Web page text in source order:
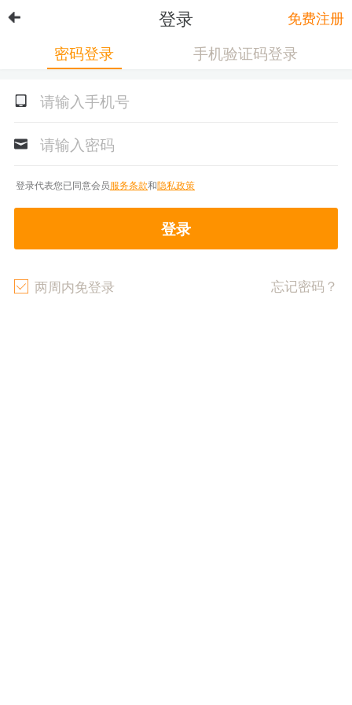
登录 免费注册
密码登录 手机验证码登录
登录代表您已同意会员服务条款和隐私政策
登录
两周内免登录 忘记密码？